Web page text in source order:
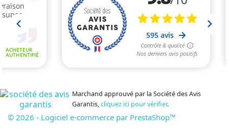
Marchand approuvé par la Société des Avis
Garantis,cliquez ici pour vérifier.
© 2026 - Logiciel e-commerce par PrestaShop™